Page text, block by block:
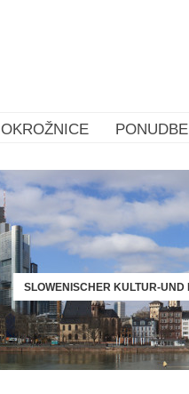
OKROŽNICE PONUDBE
SLOWENISCHER KULTUR-UND